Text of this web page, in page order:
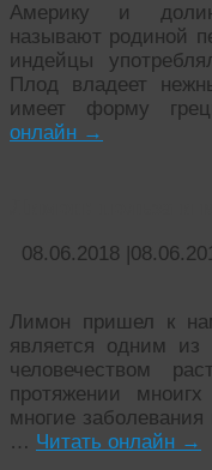
Америку и
называют родиной
индейцы
Плод владеет
имеет форму
онлайн →
08.06.2018
Лимон пришел к
является одним из
человечеством
протяжении
многие
… Читать онлайн →